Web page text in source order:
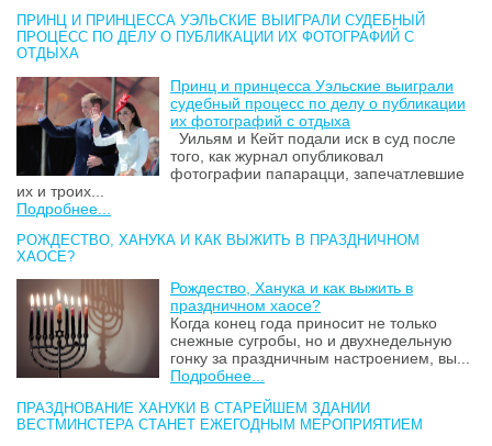
ПРИНЦ И ПРИНЦЕССА УЭЛЬСКИЕ ВЫИГРАЛИ СУДЕБНЫЙ
ПРОЦЕСС ПО ДЕЛУ О ПУБЛИКАЦИИ ИХ ФОТОГРАФИЙ С
ОТДЫХА
Принц и принцесса Уэльские выиграли
судебный процесс по делу о публикации
их фотографий с отдыха
Уильям и Кейт подали иск в суд после
того, как журнал опубликовал
фотографии папарацци, запечатлевшие
их и троих...
Подробнее...
РОЖДЕСТВО, ХАНУКА И КАК ВЫЖИТЬ В ПРАЗДНИЧНОМ
ХАОСЕ?
Рождество, Ханука и как выжить в
праздничном хаосе?
Когда конец года приносит не только
снежные сугробы, но и двухнедельную
гонку за праздничным настроением, вы...
Подробнее...
ПРАЗДНОВАНИЕ ХАНУКИ В СТАРЕЙШЕМ ЗДАНИИ
ВЕСТМИНСТЕРА СТАНЕТ ЕЖЕГОДНЫМ МЕРОПРИЯТИЕМ